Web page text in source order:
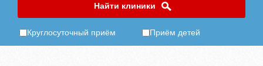
Найти клиники
Круглосуточный приём Приём детей